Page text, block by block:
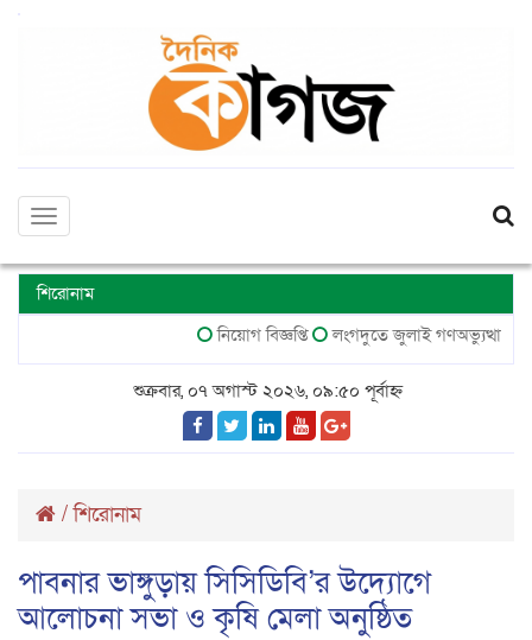
Toggle
শিরোনাম
নিয়োগ বিজ্ঞপ্তি
লংগদুতে জুলাই গণঅভ্যুত্থান
শুক্রবার, ০৭ অগাস্ট ২০২৬, ০৯:৫০ পূর্বাহ্ন
/শিরোনাম
পাবনার ভাঙ্গুড়ায় সিসিডিবি’র উদ্যোগে
আলোচনা সভা ও কৃষি মেলা অনুষ্ঠিত